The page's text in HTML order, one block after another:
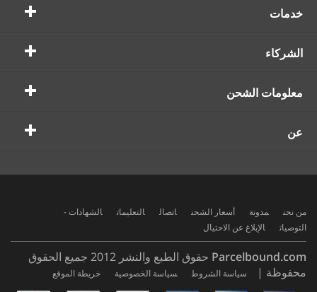
خدمات
الشركاء
معلومات الشحن
عن
من نحن مدونة أسعار الشحن اتصال التعليمات
الشهادات -
التوصيات
الإبلاغ عن الاحتيال
Parcelbound.com
حقوق الطبع والنشر 2012 جميع الحقوق
محفوظة |
سياسة الشروط سياسة الخصوصية
خريطة الموقع